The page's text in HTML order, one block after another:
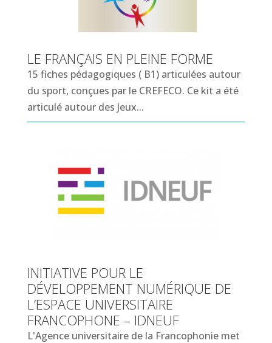
LE FRANÇAIS EN PLEINE FORME
15 fiches pédagogiques ( B1) articulées autour
du sport, conçues par le CREFECO. Ce kit a été
articulé autour des Jeux...
INITIATIVE POUR LE
DÉVELOPPEMENT NUMÉRIQUE DE
L’ESPACE UNIVERSITAIRE
FRANCOPHONE – IDNEUF
L'Agence universitaire de la Francophonie met